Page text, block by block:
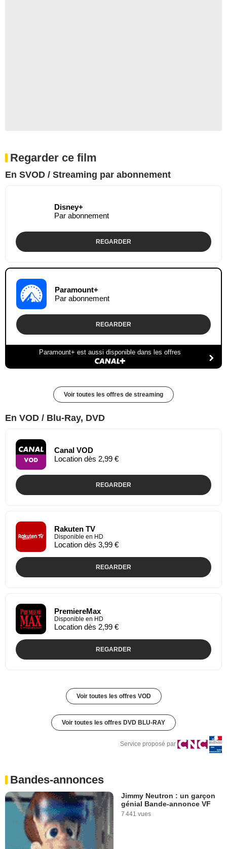
Regarder ce film
En SVOD / Streaming par abonnement
Disney+
Par abonnement
REGARDER
Paramount+
Par abonnement
REGARDER
Paramount+ est aussi disponible dans les offres
Voir toutes les offres de streaming
En VOD / Blu-Ray, DVD
Canal VOD
Location dès 2,99 €
REGARDER
Rakuten TV
Disponible en HD
Location dès 3,99 €
REGARDER
PremiereMax
Disponible en HD
Location dès 2,99 €
REGARDER
Voir toutes les offres VOD
Voir toutes les offres DVD BLU-RAY
Service proposé par
Bandes-annonces
Jimmy Neutron : un garçon
génial Bande-annonce VF
7 441 vues